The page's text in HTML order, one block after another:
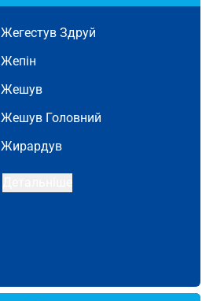
Жегестув Здруй
Жепін
Жешув
Жешув Головний
Жирардув